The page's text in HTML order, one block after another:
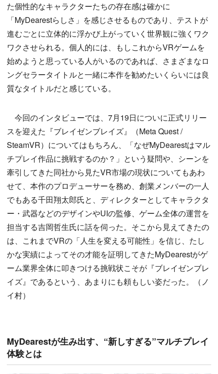
た個性的なキャラクターたちの存在感は確かに
「MyDearestらしさ」を感じさせるものであり、テストが
進むごとに立体的に浮かび上がっていく世界観に強くワク
ワクさせられる。個人的には、もしこれからVRゲームを
始めようと思っている人がいるのであれば、さまざまなロ
ングセラータイトルと一緒に本作を勧めたいくらいには良
質なタイトルだと感じている。
今回のインタビューでは、7月19日についに正式リリー
スを迎えた『ブレイゼンブレイズ』（Meta Quest /
SteamVR）についてはもちろん、「なぜMyDearestはマル
チプレイ作品に挑戦するのか？」という疑問や、シーンを
牽引してきた同社から見たVR市場の現状についてもあわ
せて、本作のプロデューサーを務め、創業メンバーの一人
でもある千田翔太郎氏と、ディレクターとしてキャラクタ
ー・武器などのデザインやUIの監修、ゲーム全体の運営を
担当する吉岡哲生氏に話を伺った。そこから見えてきたの
は、これまでVRの「人生を変える可能性」を信じ、たし
かな実績によってその才能を証明してきたMyDearestがゲ
ーム業界全体に叩きつける挑戦状こそが『ブレイゼンブレ
イズ』であるという、あまりにも頼もしい姿だった。（ノ
イ村）
MyDearestが生み出す、“新しすぎる”マルチプレイ
体験とは